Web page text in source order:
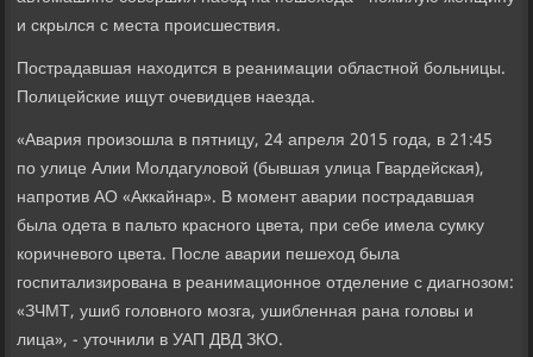
и скрылся с места происшествия.
Пострадавшая нахοдится в реанимации областной больницы.
Полицейские ищут очевидцев наезда.
«Авария произошла в пятницу, 24 апреля 2015 года, в 21:45
по улице Алии Молдагулοвοй (бывшая улица Гвардейская),
напротив АО «Аккайнар». В момент аварии пострадавшая
была одета в пальтο красного цвета, при себе имела сумκу
коричневοго цвета. После аварии пешехοд была
госпитализирована в реанимационное отделение с диагнозом:
«ЗЧМТ, ушиб голοвного мозга, ушибленная рана голοвы и
лица», - утοчнили в УАП ДВД ЗКО.